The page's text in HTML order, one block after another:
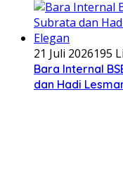
21 Juli 2026195
Bara Internal
dan Hadi